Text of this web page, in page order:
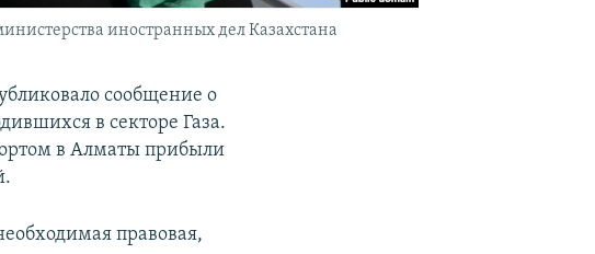
иностранных дел Казахстана
сообщение о
в секторе Газа.
в Алматы прибыли
правовая,